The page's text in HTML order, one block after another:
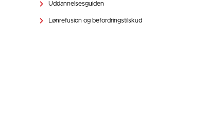
Uddannelsesguiden
Lønrefusion og befordringstilskud